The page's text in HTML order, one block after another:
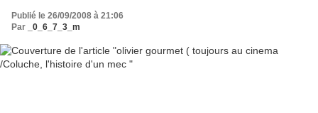
Publié le 26/09/2008 à 21:06
Par
_0_6_7_3_m